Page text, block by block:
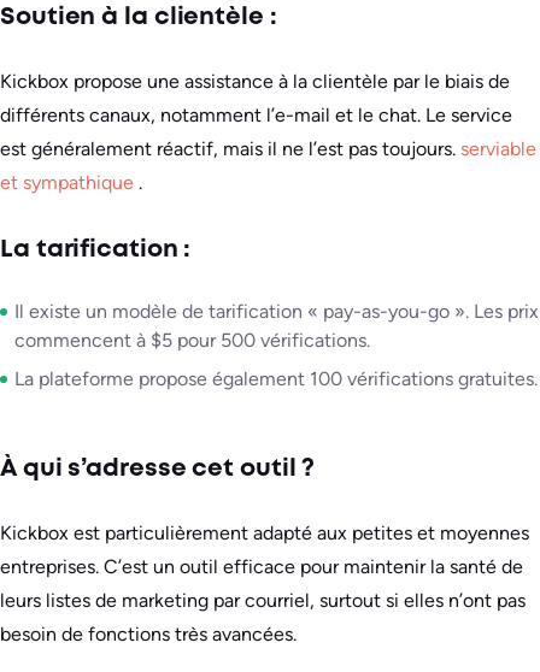
Soutien à la clientèle :
Kickbox propose une assistance à la clientèle par le biais de
différents canaux, notamment l’e-mail et le chat. Le service
est généralement réactif, mais il ne l’est pas toujours. serviable
et sympathique .
La tarification :
Il existe un modèle de tarification « pay-as-you-go ». Les prix
commencent à $5 pour 500 vérifications.
La plateforme propose également 100 vérifications gratuites.
À qui s’adresse cet outil ?
Kickbox est particulièrement adapté aux petites et moyennes
entreprises. C’est un outil efficace pour maintenir la santé de
leurs listes de marketing par courriel, surtout si elles n’ont pas
besoin de fonctions très avancées.